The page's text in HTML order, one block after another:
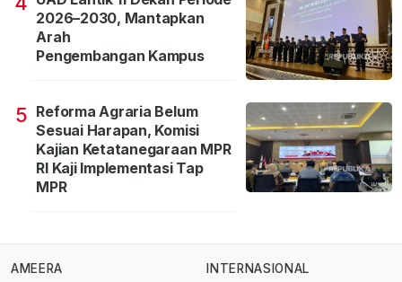
2026–2030, Mantapkan
Arah
Pengembangan Kampus
5 Reforma Agraria Belum
Sesuai Harapan, Komisi
Kajian Ketatanegaraan MPR
RI Kaji Implementasi Tap
MPR
AMEERA
INTERNASIONAL